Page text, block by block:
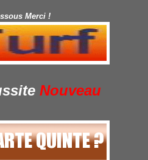
Merci !
Nouveau